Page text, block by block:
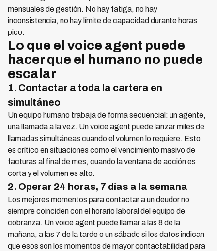
mensuales de gestión. No hay fatiga, no hay
inconsistencia, no hay límite de capacidad durante horas
pico.
Lo que el voice agent puede
hacer que el humano no puede
escalar
1. Contactar a toda la cartera en
simultáneo
Un equipo humano trabaja de forma secuencial: un agente,
una llamada a la vez. Un voice agent puede lanzar miles de
llamadas simultáneas cuando el volumen lo requiere. Esto
es crítico en situaciones como el vencimiento masivo de
facturas al final de mes, cuando la ventana de acción es
corta y el volumen es alto.
2. Operar 24 horas, 7 días a la semana
Los mejores momentos para contactar a un deudor no
siempre coinciden con el horario laboral del equipo de
cobranza. Un voice agent puede llamar a las 8 de la
mañana, a las 7 de la tarde o un sábado si los datos indican
que esos son los momentos de mayor contactabilidad para